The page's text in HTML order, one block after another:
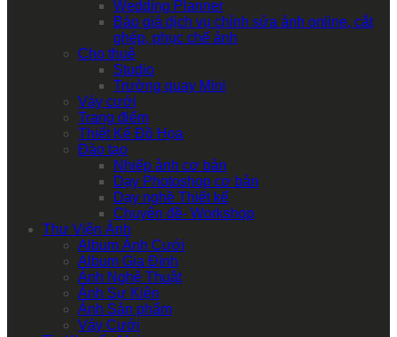
Wedding Planner
Báo giá dịch vụ chỉnh sửa ảnh online, cắt
ghép, phục chế ảnh
Cho thuê
Studio
Trường quay Mini
Váy cưới
Trang điểm
Thiết Kế Đồ Họa
Đào tạo
Nhiếp ảnh cơ bản
Dạy Photoshop cơ bản
Dạy nghề Thiết kế
Chuyên đề- Workshop
Thư Viện Ảnh
Album Ảnh Cưới
Album Gia Đình
Ảnh Nghệ Thuật
Ảnh Sự Kiện
Ảnh Sản phẩm
Váy Cưới